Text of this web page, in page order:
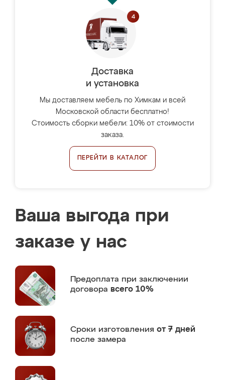
Доставка
и установка
Мы доставляем мебель по Химкам и всей
Московской области бесплатно!
Стоимость сборки мебели: 10% от стоимости
заказа.
ПЕРЕЙТИ В КАТАЛОГ
Ваша выгода при
заказе у нас
Предоплата при заключении
договора всего 10%
Сроки изготовления от 7 дней
после замера